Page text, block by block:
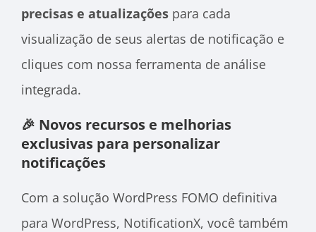
precisas e atualizações para cada
visualização de seus alertas de notificação e
cliques com nossa ferramenta de análise
integrada.
🎉 Novos recursos e melhorias
exclusivas para personalizar
notificações
Com a solução WordPress FOMO definitiva
para WordPress, NotificationX, você também